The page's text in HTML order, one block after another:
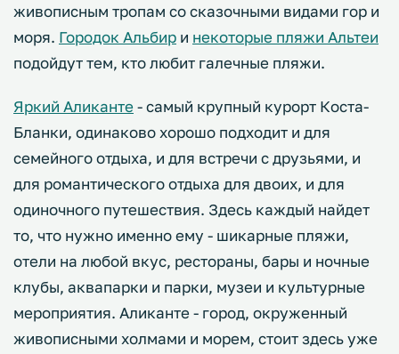
живописным тропам со сказочными видами гор и
моря. Городок Альбир и некоторые пляжи Альтеи
подойдут тем, кто любит галечные пляжи.
Яркий Аликанте - самый крупный курорт Коста-
Бланки, одинаково хорошо подходит и для
семейного отдыха, и для встречи с друзьями, и
для романтического отдыха для двоих, и для
одиночного путешествия. Здесь каждый найдет
то, что нужно именно ему - шикарные пляжи,
отели на любой вкус, рестораны, бары и ночные
клубы, аквапарки и парки, музеи и культурные
мероприятия. Аликанте - город, окруженный
живописными холмами и морем, стоит здесь уже